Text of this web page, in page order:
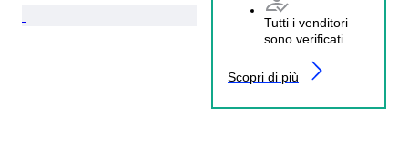
Tutti i venditori
sono verificati
Scopri di più